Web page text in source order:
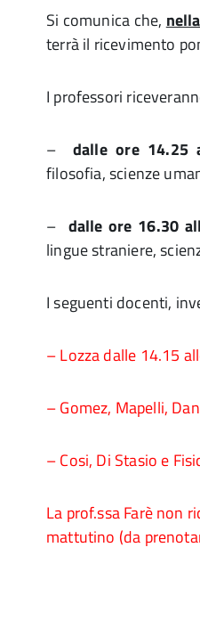
Si comunica che,
terrà il ricevimento
I professori
– dalle ore 14.25
filosofia, scienze
– dalle ore 16.30
lingue
I seguenti docenti,
– Lozza dalle 14.15
– Gomez, Mapelli,
– Cosi, Di Stasio e
La prof.ssa Farè non
mattutino (da